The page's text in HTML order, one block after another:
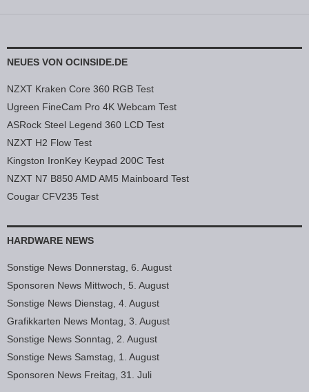
NEUES VON OCINSIDE.DE
NZXT Kraken Core 360 RGB Test
Ugreen FineCam Pro 4K Webcam Test
ASRock Steel Legend 360 LCD Test
NZXT H2 Flow Test
Kingston IronKey Keypad 200C Test
NZXT N7 B850 AMD AM5 Mainboard Test
Cougar CFV235 Test
HARDWARE NEWS
Sonstige News Donnerstag, 6. August
Sponsoren News Mittwoch, 5. August
Sonstige News Dienstag, 4. August
Grafikkarten News Montag, 3. August
Sonstige News Sonntag, 2. August
Sonstige News Samstag, 1. August
Sponsoren News Freitag, 31. Juli